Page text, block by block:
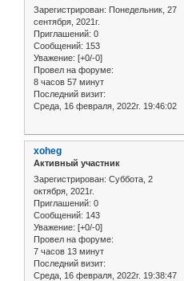
Зарегистрирован: Понедельник, 27
сентября, 2021г.
Приглашений: 0
Сообщений: 153
Уважение: [+0/-0]
Провел на форуме:
8 часов 57 минут
Последний визит:
Среда, 16 февраля, 2022г. 19:46:02
xoheg
Активный участник
Зарегистрирован: Суббота, 2
октября, 2021г.
Приглашений: 0
Сообщений: 143
Уважение: [+0/-0]
Провел на форуме:
7 часов 13 минут
Последний визит:
Среда, 16 февраля, 2022г. 19:38:47